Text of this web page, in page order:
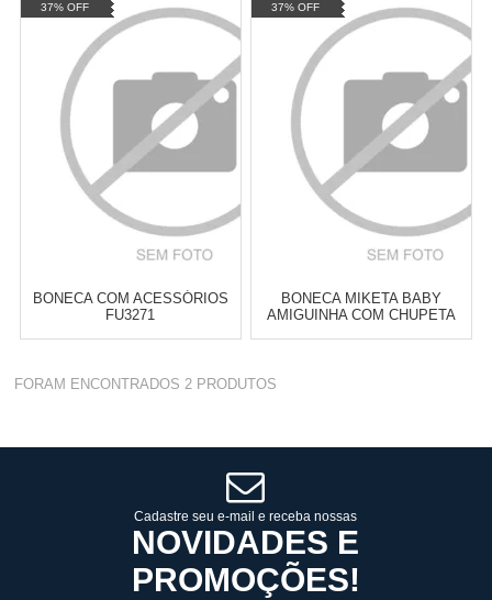
37% OFF
BONECA COM ACESSÓRIOS
FU3271
ESTAMOS EFETUANDO
TESTES
37% OFF
BONECA MIKETA BABY
AMIGUINHA COM CHUPETA
ESTAMOS EFETUANDO
TESTES
FORAM ENCONTRADOS2 PRODUTOS
Cadastre seu e-mail e receba nossas
NOVIDADES E
PROMOÇÕES!